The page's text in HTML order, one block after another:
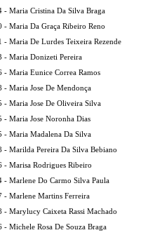
- Maria Cristina Da Silva Braga
- Maria Da Graça Ribeiro Reno
- Maria De Lurdes Teixeira Rezende
- Maria Donizeti Pereira
- Maria Eunice Correa Ramos
- Maria Jose De Mendonça
- Maria Jose De Oliveira Silva
- Maria Jose Noronha Dias
- Maria Madalena Da Silva
- Marilda Pereira Da Silva Bebiano
- Marisa Rodrigues Ribeiro
- Marlene Do Carmo Silva Paula
- Marlene Martins Ferreira
- Marylucy Caixeta Rassi Machado
- Michele Rosa De Souza Braga